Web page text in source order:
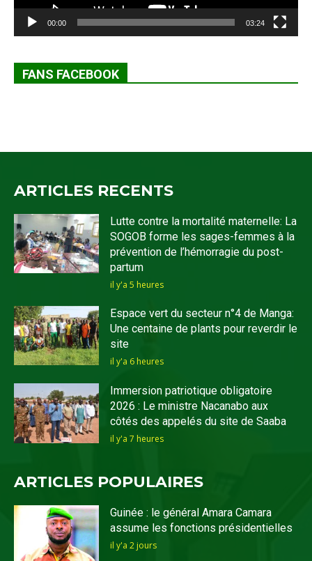
00:00 03:24
FANS FACEBOOK
ARTICLES RECENTS
Lutte contre la mortalité maternelle: La
SOGOB forme les sages-femmes à la
prévention de l’hémorragie du post-
partum
il y'a 5 heures
Espace vert du secteur n°4 de Manga:
Une centaine de plants pour reverdir le
site
il y'a 6 heures
Immersion patriotique obligatoire
2026 : Le ministre Nacanabo aux
côtés des appelés du site de Saaba
il y'a 7 heures
ARTICLES POPULAIRES
Guinée : le général Amara Camara
assume les fonctions présidentielles
il y'a 2 jours